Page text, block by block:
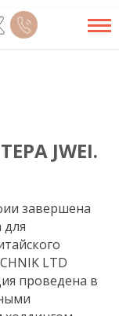
JWEI.
завершена
для
LTD
проведена в